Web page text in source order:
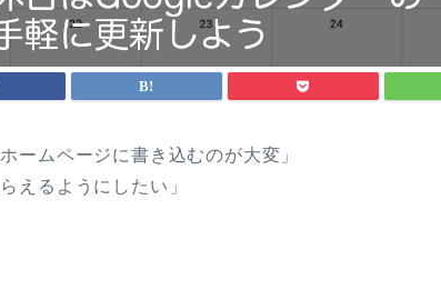
ームページに書き込むのが大変」
えるようにしたい」